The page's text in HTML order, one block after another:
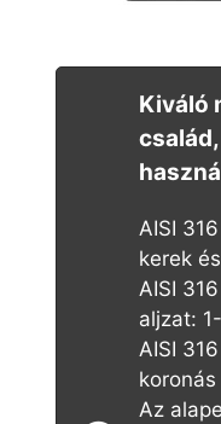
Kiváló
AISI
kerek
AISI
aljzat:
AISI
Az